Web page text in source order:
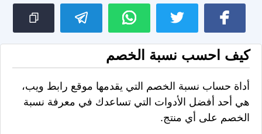
كيف احسب نسبة الخصم
أداة حساب نسبة الخصم التي يقدمها موقع رابط ويب،
هي أحد أفضل الأدوات التي تساعدك في معرفة نسبة
الخصم على أي منتج.